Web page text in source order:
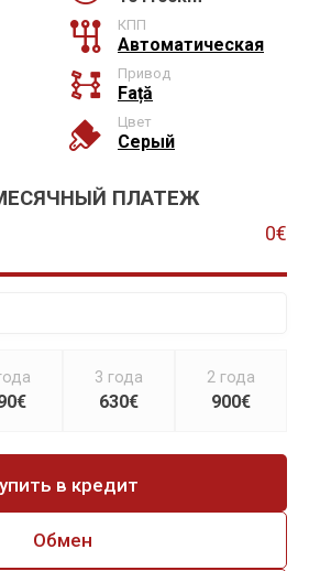
КПП
Автоматическая
Привод
Față
Цвет
Серый
ПЛАТЕЖ
0€
3 года
630€
2 года
900€
в кредит
Обмен